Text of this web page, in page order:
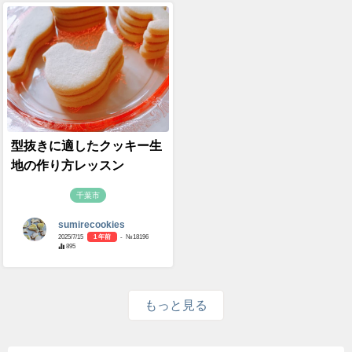
型抜きに適したクッキー生
地の作り方レッスン
千葉市
sumirecookies
2025/7/15 1 年前
- №18196
895
もっと見る